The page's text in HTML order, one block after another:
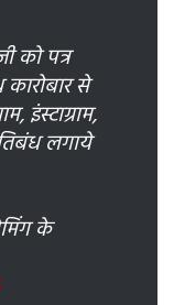
को पत्र
से
इंस्टाग्राम,
लगाये
के